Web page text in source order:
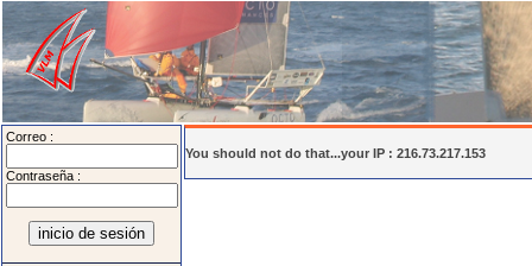
Correo :
Contraseña :
You should not do that...your IP : 216.73.217.153